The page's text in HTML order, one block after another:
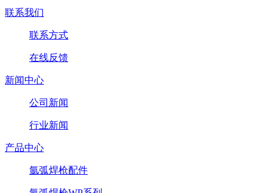
联系我们
联系方式
在线反馈
新闻中心
公司新闻
行业新闻
产品中心
氩弧焊枪配件